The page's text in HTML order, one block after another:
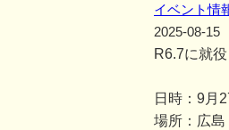
イベント情
2025-08-15
R6.7に就
日時：9月
場所：広